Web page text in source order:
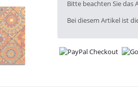
Bitte beachten Sie das
Bei diesem Artikel ist